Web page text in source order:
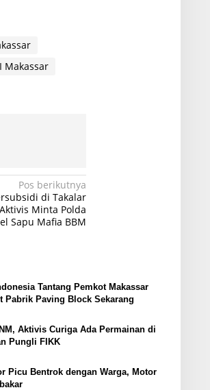
Makassar
Pos berikutnya
di Takalar
Minta Polda
Sapu Mafia BBM
Tantang Pemkot Makassar
Pabrik Paving Block Sekarang
Aktivis Curiga Ada Permainan di
Pungli FIKK
Picu Bentrok dengan Warga, Motor